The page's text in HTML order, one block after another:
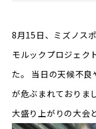
8月15日、ミズノス
モルックプロジェク
た。 当日の天候不
が危ぶまれておりま
大盛り上がりの大会